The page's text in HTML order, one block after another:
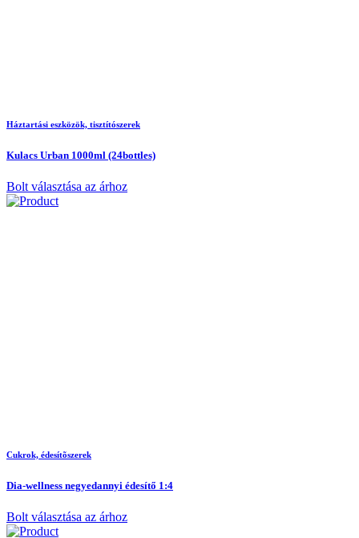
Háztartási eszközök, tisztítószerek
Kulacs Urban 1000ml (24bottles)
Bolt választása az árhoz
Cukrok, édesítõszerek
Dia-wellness negyedannyi édesítő 1:4
Bolt választása az árhoz